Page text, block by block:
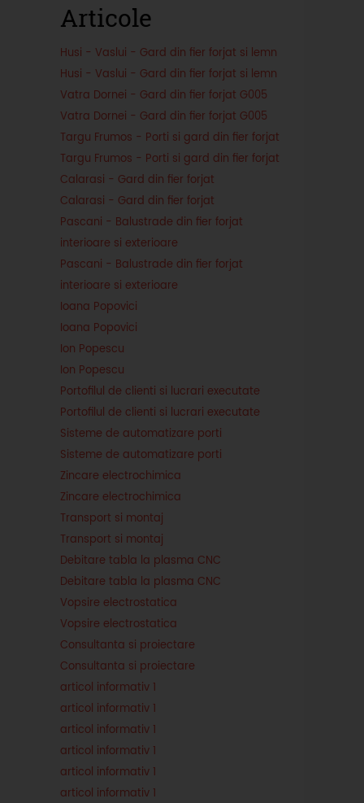
Articole
Husi - Vaslui - Gard din fier forjat si lemn
Husi - Vaslui - Gard din fier forjat si lemn
Vatra Dornei - Gard din fier forjat G005
Vatra Dornei - Gard din fier forjat G005
Targu Frumos - Porti si gard din fier forjat
Targu Frumos - Porti si gard din fier forjat
Calarasi - Gard din fier forjat
Calarasi - Gard din fier forjat
Pascani - Balustrade din fier forjat
interioare si exterioare
Pascani - Balustrade din fier forjat
interioare si exterioare
Ioana Popovici
Ioana Popovici
Ion Popescu
Ion Popescu
Portofilul de clienti si lucrari executate
Portofilul de clienti si lucrari executate
Sisteme de automatizare porti
Sisteme de automatizare porti
Zincare electrochimica
Zincare electrochimica
Transport si montaj
Transport si montaj
Debitare tabla la plasma CNC
Debitare tabla la plasma CNC
Vopsire electrostatica
Vopsire electrostatica
Consultanta si proiectare
Consultanta si proiectare
articol informativ 1
articol informativ 1
articol informativ 1
articol informativ 1
articol informativ 1
articol informativ 1